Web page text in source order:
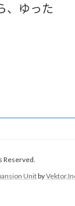
、ゆった
Reserved.
Unitby